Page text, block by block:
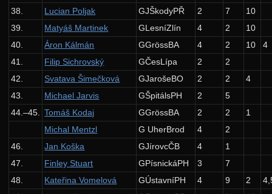
38.
Lucian Poljak GJŠkodyPŘ 2 7
10
39.
Matyáš Martinek GLesníZlín 4 2
10
40.
Áron Kálmán GGrössBA 4 2 10
4
41.
Filip Sichrovský GČesLípa 2
2
42.
Svatava Šimečková GJarošeBO 2 2
4
43.
Michael Jarvis GŠpitálsPH 2
5
44.–45.
Tomáš Kodaj GGrössBA 2 2
1
Michal Mentzl
G UherBrod 4
2
46.
Jan Koška GJírovcČB 4
1
47.
Finley Stuart GPísnickáPH 3
7
48.
Kateřina Vomelová GÚstavníPH 4 9 2
30. ročník: 17/18
29. ročník: 16/17
28. ročník: 15/16
27. ročník: 14/15
26. ročník: 13/14
25. ročník: 12/13
24. ročník: 11/12
23. ročník: 10/11
22. ročník: 09/10
21. ročník: 08/09